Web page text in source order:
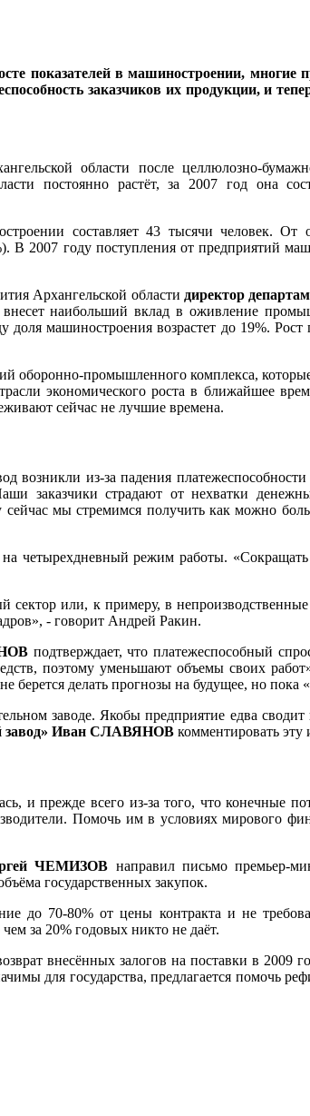
показателей в машиностроении, многие
заказчиков их продукции, и
области после целлюлозно-
постоянно растёт, за 2007 год она
составляет 43 тысячи человек.
2007 году поступления от предприятий
Архангельской области директор
наибольший вклад в оживление
машиностроения возрастет до 19%.
оборонно-промышленного комплекса,
экономического роста в ближайшее
сейчас не лучшие времена.
возникли из-за падения
заказчики страдают от нехватки
мы стремимся получить как можно
на четырехдневный режим работы.
или, к примеру, в
- говорит Андрей Ракин.
подтверждает, что платежеспособный
поэтому уменьшают объемы своих
делать прогнозы на будущее, но пока
заводе. Якобы предприятие едва
завод» Иван СЛАВЯНОВ комментировать эту
и прежде всего из-за того, что конечные
Помочь им в условиях мирового
ЧЕМИЗОВ направил письмо премьер-
государственных закупок.
до 70-80% от цены контракта и не
за 20% годовых никто не даёт.
внесённых залогов на поставки в 2009
для государства, предлагается помочь